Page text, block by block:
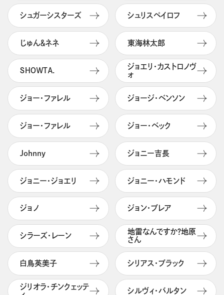
シュガーシスターズ シュリスペイロフ
じゅん＆ネネ 東海林太郎
ＳＨＯＷＴＡ.
ジョエリ・カストロノヴ
ォ
ジョー・ファレル ジョージ・ベンソン
ジョー・ファレル ジョー・ベック
Johnny ジョニー吉長
ジョニー・ジョエリ ジョニー・ハモンド
ジョノ ジョン・ブレア
シラーズ・レーン
地雷なんですか？地原
さん
白鳥英美子 シリアス・ブラック
ジリオラ・チンクェッテ
シルヴィ・バルタン